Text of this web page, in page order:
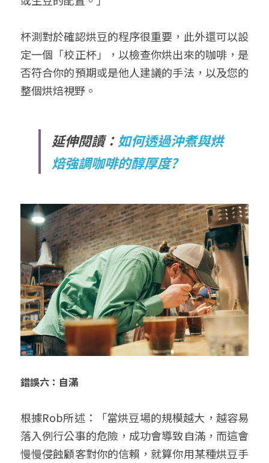
杯測對於確認烘豆的程序很重要，此外還可以設
定一個「校正杯」，以檢查你烘出來的咖啡，是
否符合你的預期或是他人建議的手法，以及您的
整個烘焙視野。
延伸閱讀： 如何透過沖煮與烘
焙強調咖啡的醇厚度?
錯誤六：自滿
根據Rob所述：「當烘豆場的規模越大，越容易
落入例行公事的危險，成功會導致自滿，而這會
慢慢侵蝕顧客對你的信賴，就算你用某種烘豆手